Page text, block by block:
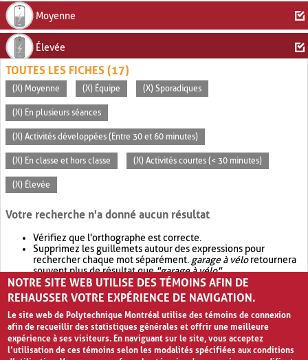
Moyenne
Élevée
TOUTES LES FICHES (17)
(X) Moyenne (X) Équipe (X) Sporadiques
(X) En plusieurs séances
(X) Activités développées (Entre 30 et 60 minutes)
(X) En classe et hors classe (X) Activités courtes (< 30 minutes)
(X) Élevée
Votre recherche n'a donné aucun résultat
Vérifiez que l'orthographe est correcte.
Supprimez les guillemets autour des expressions pour
rechercher chaque mot séparément. garage à véloretournera
souvent plus de résultat que"garage à vélo".
Envisagez d'élargir votre recherche avec OR.garage OR vélo
retournera souvent plus de résultat quegarage à vélo
NOTRE SITE WEB UTILISE DES TÉMOINS AFIN DE
REHAUSSER VOTRE EXPÉRIENCE DE NAVIGATION.
Le site web de Polytechnique Montréal utilise des témoins de connexion
afin de recueillir des statistiques générales et offrir une meilleure
expérience à ses visiteurs. En naviguant sur le site, vous acceptez
l’utilisation de ces témoins selon les modalités spécifiées aux conditions